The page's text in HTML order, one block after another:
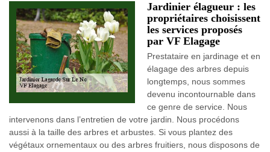
Jardinier élagueur : les
propriétaires choisissent
les services proposés
par VF Elagage
Prestataire en jardinage et en
élagage des arbres depuis
longtemps, nous sommes
devenu incontournable dans
ce genre de service. Nous
intervenons dans l’entretien de votre jardin. Nous procédons
aussi à la taille des arbres et arbustes. Si vous plantez des
végétaux ornementaux ou des arbres fruitiers, nous disposons de